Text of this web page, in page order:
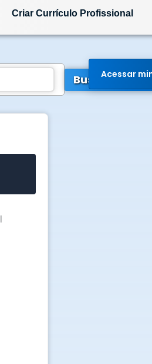
Criar Currículo Profissional
Buscar Vagas
Acessar